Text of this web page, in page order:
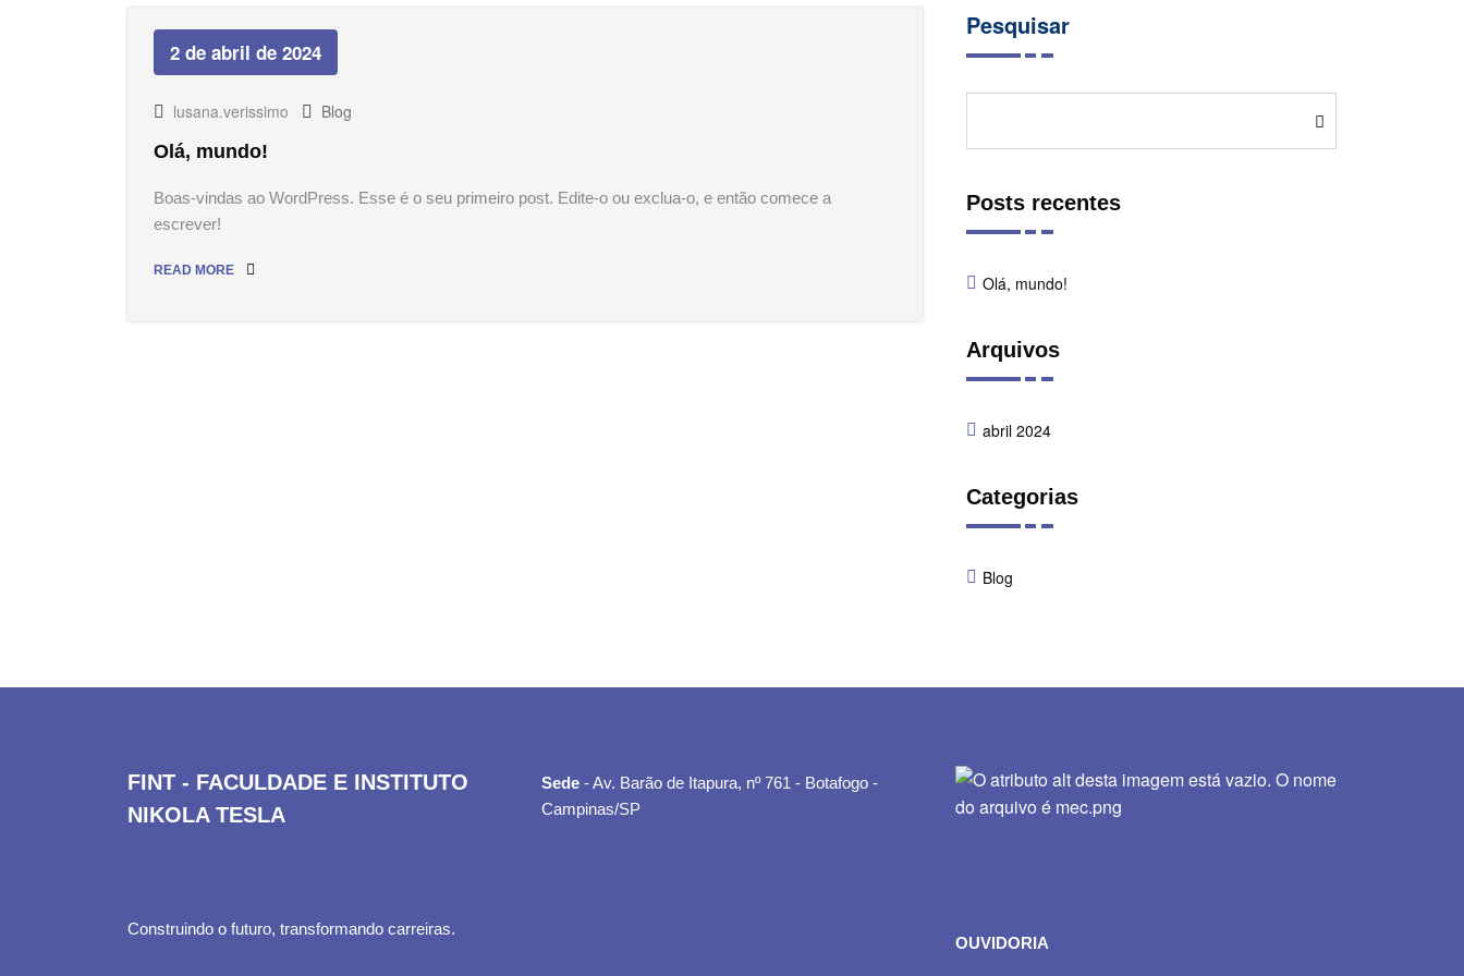
2 de abril de 2024
lusana.verissimo
Blog
Olá, mundo!
Boas-vindas ao WordPress. Esse é o seu primeiro post. Edite-o ou exclua-o, e então comece a
escrever!
READ MORE
Pesquisar
Posts recentes
Olá, mundo!
Arquivos
abril 2024
Categorias
Blog
FINT - FACULDADE E INSTITUTO
NIKOLA TESLA
Construindo o futuro, transformando carreiras.
Sede - Av. Barão de Itapura, nº 761 - Botafogo -
Campinas/SP
OUVIDORIA